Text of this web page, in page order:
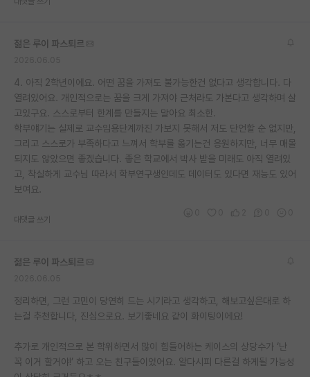
젊은 루이 파스퇴르
4. 아직 2학년이에요. 어떤 꿈을 가져도 불가능한건 없다고 생각합니다. 다
열려있어요. 개인적으로는 꿈을 크게 가져야 근처라도 가본다고 생각하며 살
고있구요. 스스로부터 한계를 만들지는 말아요 최소한.
학부얘기는 실제로 교수임용단계까진 가보지 못해서 저도 단언할 순 없지만,
그리고 스스로가 부족하다고 느껴서 학부를 옮기는건 응원하지만, 너무 매몰
되지도 않았으면 좋겠습니다. 좋은 학교에서 박사 받을 미래도 아직 열려있
고, 착실하게 교수님 따라서 학부연구생인데도 데이터도 있다면 재능도 있어
보여요.
대댓글 쓰기
젊은 루이 파스퇴르
정리하면, 그런 고민이 당연히 드는 시기라고 생각하고, 해보고싶은대로 하
는걸 추천합니다, 진심으로요. 보기좋네요 같이 화이팅이에요!
추가로 개인적으로 본 학위하면서 많이 힘들어하는 케이스의 상당수가 ‘난
꼭 이거 할거야!’ 하고 오는 친구들이었어요. 알다시피 다른걸 하게될 가능성